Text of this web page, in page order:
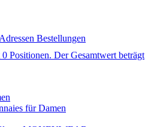
Adressen Bestellungen
Positionen. Der Gesamtwert beträgt
für Damen